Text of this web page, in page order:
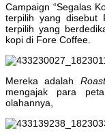
Campaign “Segalas
terpilih yang disebut
terpilih yang
kopi di Fore Coffee.
Mereka adalah
mengajak para
olahannya,